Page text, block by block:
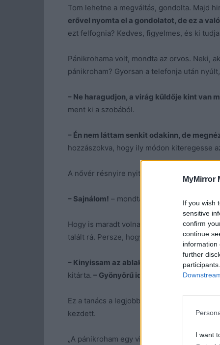
MyMirror
If you wish
sensitive
confirm
continue
information
further
I want
Tom lehetne a megváltás, gondolta. Majd
erővel nyomta el a gondolatot, de ez a
ezt felfognia? Kedves, figyelmes, és ki
Pánikrohama volt, mondta az orvos. Neki,
pánikroham? Gyorsan a telefonja után
– Ne haragudjon, a virág küldője kint van
ment ki a szobából.
– Én nem láttam senkit odakinn, de
hozzászokva, hogy ily módon kiteregesse
A nővér résnyire nyitotta az ajtót, aztán
– Sajnálom! – mondta kedvesen.
Hogy is maradt volna, amikor az előbb
talált rá. Persze, hogy elment, és nemhogy
– Kinyissam az ablakot?
– kérdezte még
kitárta. – Gyönyörű idő van! Ideje örülni
Ez a tanács a legjobbkor jött. A nő miután
kezdett.
„A pánikroham egy villámcsapásként